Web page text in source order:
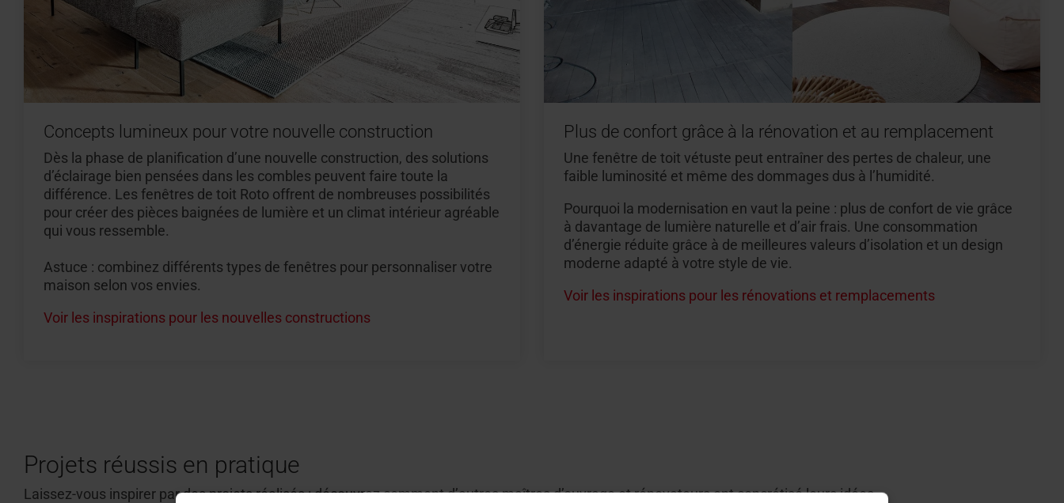
Concepts lumineux pour votre nouvelle construction
Dès la phase de planification d’une nouvelle construction, des solutions
d’éclairage bien pensées dans les combles peuvent faire toute la
différence. Les fenêtres de toit Roto offrent de nombreuses possibilités
pour créer des pièces baignées de lumière et un climat intérieur agréable
qui vous ressemble.
Astuce : combinez différents types de fenêtres pour personnaliser votre
maison selon vos envies.
Voir les inspirations pour les nouvelles constructions
Plus de confort grâce à la rénovation et au remplacement
Une fenêtre de toit vétuste peut entraîner des pertes de chaleur, une
faible luminosité et même des dommages dus à l’humidité.
Pourquoi la modernisation en vaut la peine : plus de confort de vie grâce
à davantage de lumière naturelle et d’air frais. Une consommation
d’énergie réduite grâce à de meilleures valeurs d’isolation et un design
moderne adapté à votre style de vie.
Voir les inspirations pour les rénovations et remplacements
Projets réussis en pratique
Laissez-vous inspirer par des projets réalisés : découvrez comment d’autres maîtres d’ouvrage et rénovateurs ont concrétisé leurs idées.